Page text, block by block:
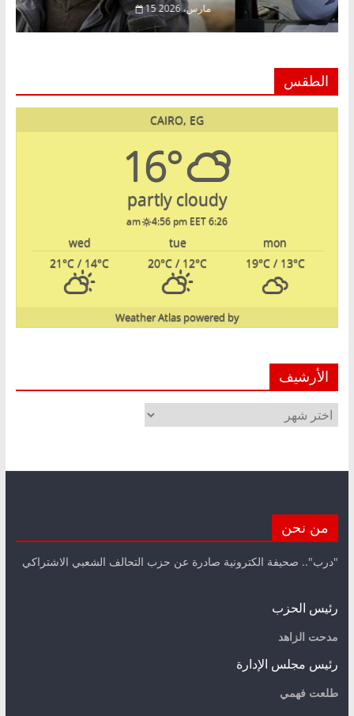
15 مارس، 2026 2026
الطقس
CAIRO, EG
16°
partly cloudy
6:26 am
4:56 pm EET
mon
tue
wed
19°C/ 13°C
20°C / 12°C
21°C / 14°C
powered by
Weather Atlas
الأرشيف
الأرشيف
من نحن
"درب".. صحيفة الكترونية صادرة عن حزب التحالف الشعبي الاشتراكي
رئيس الحزب
مدحت الزاهد
رئيس مجلس الإدارة
طلعت فهمي